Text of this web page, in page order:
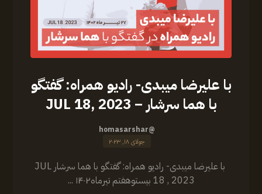
‏‎با علیرضا میبدی- رادیو همراه: گفتگو
با هما سرشار – JUL 18, 2023
@homasarshar
جولای ۱۸, ۲۰۲۳
‏‎ ‏‎با علیرضا میبدی- رادیو همراه: گفتگو با هما سرشار JUL
18 , 2023 بیستوهفتم تیرماه۱۴۰۲ ...